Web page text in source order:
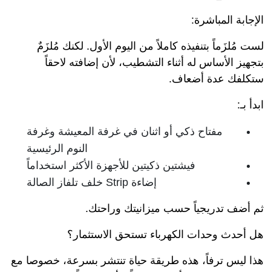
الإجابة المباشرة:
لست مُلزَماً بتنفيذه كاملاً من اليوم الأول. لكنك مُلزَمٌ
بتجهيز الأساس له أثناء التشطيب، لأن إضافته لاحقاً
ستكلفك عدة أضعاف.
ابدأ بـ:
مفتاح ذكي أو اثنان في غرفة المعيشة وغرفة
النوم الرئيسية
فيشتين ذكيتين للأجهزة الأكثر استخداماً
إضاءة Strip خلف تلفاز الصالة
ثم أضف تدريجياً حسب ميزانيتك وراحتك.
هل أحدث وحدات الكهرباء تستحق الاستثمار؟
هذا ليس ترفاً، هذه طريقة حياة تنتشر بسرعة، خصوصا مع